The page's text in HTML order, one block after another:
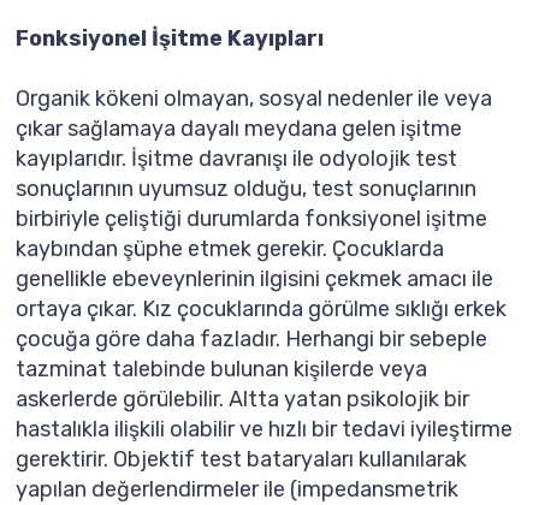
Fonksiyonel İşitme Kayıpları
Organik kökeni olmayan, sosyal nedenler ile veya
çıkar sağlamaya dayalı meydana gelen işitme
kayıplarıdır. İşitme davranışı ile odyolojik test
sonuçlarının uyumsuz olduğu, test sonuçlarının
birbiriyle çeliştiği durumlarda fonksiyonel işitme
kaybından şüphe etmek gerekir. Çocuklarda
genellikle ebeveynlerinin ilgisini çekmek amacı ile
ortaya çıkar. Kız çocuklarında görülme sıklığı erkek
çocuğa göre daha fazladır. Herhangi bir sebeple
tazminat talebinde bulunan kişilerde veya
askerlerde görülebilir. Altta yatan psikolojik bir
hastalıkla ilişkili olabilir ve hızlı bir tedavi iyileştirme
gerektirir. Objektif test bataryaları kullanılarak
yapılan değerlendirmeler ile (impedansmetrik